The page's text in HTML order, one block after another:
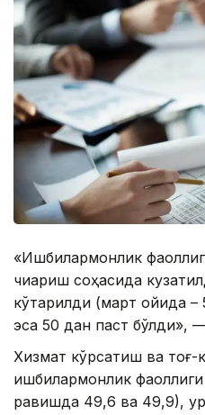
«Ишбилармонлик
чиқариш соҳасида
кўтарилди (март ойида –
эса 50 дан паст бўлди»,
Хизмат кўрсатиш ва тоғ-
ишбилармонлик
равишда 49,6 ва 49,9),